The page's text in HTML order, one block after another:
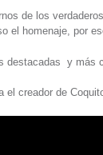
de los
el homenaje, por
destacadas y más
el creador de